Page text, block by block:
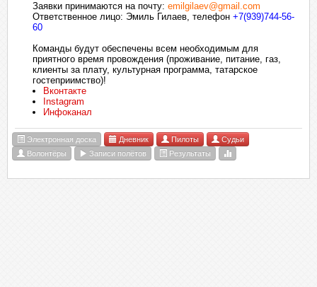
Заявки принимаются на почту: emilgilaev@gmail.com
Ответственное лицо: Эмиль Гилаев, телефон +7(939)744-56-
60
Команды будут обеспечены всем необходимым для
приятного время провождения (проживание, питание, газ,
клиенты за плату, культурная программа, татарское
гостеприимство)!
Вконтакте
Instagram
Инфоканал
Электронная доска Дневник Пилоты
Судьи
Волонтёры
Записи полётов Результаты